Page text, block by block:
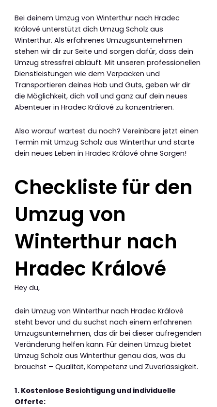
Bei deinem Umzug von Winterthur nach Hradec
Králové unterstützt dich Umzug Scholz aus
Winterthur. Als erfahrenes Umzugsunternehmen
stehen wir dir zur Seite und sorgen dafür, dass dein
Umzug stressfrei abläuft. Mit unseren professionellen
Dienstleistungen wie dem Verpacken und
Transportieren deines Hab und Guts, geben wir dir
die Möglichkeit, dich voll und ganz auf dein neues
Abenteuer in Hradec Králové zu konzentrieren.
Also worauf wartest du noch? Vereinbare jetzt einen
Termin mit Umzug Scholz aus Winterthur und starte
dein neues Leben in Hradec Králové ohne Sorgen!
Checkliste für den
Umzug von
Winterthur nach
Hradec Králové
Hey du,
dein Umzug von Winterthur nach Hradec Králové
steht bevor und du suchst nach einem erfahrenen
Umzugsunternehmen, das dir bei dieser aufregenden
Veränderung helfen kann. Für deinen Umzug bietet
Umzug Scholz aus Winterthur genau das, was du
brauchst – Qualität, Kompetenz und Zuverlässigkeit.
1. Kostenlose Besichtigung und individuelle
Offerte: